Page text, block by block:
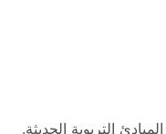
التربوية الحديثة.